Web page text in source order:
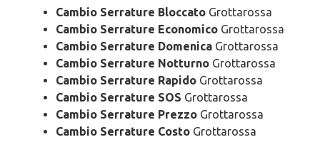
Cambio Serrature Bloccato Grottarossa
Cambio Serrature Economico Grottarossa
Cambio Serrature Domenica Grottarossa
Cambio Serrature Notturno Grottarossa
Cambio Serrature Rapido Grottarossa
Cambio Serrature SOS Grottarossa
Cambio Serrature Prezzo Grottarossa
Cambio Serrature Costo Grottarossa